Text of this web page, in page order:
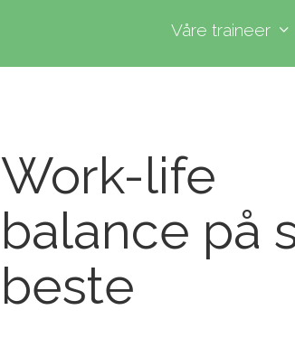
Våre traineer
Work-life
balance på
beste